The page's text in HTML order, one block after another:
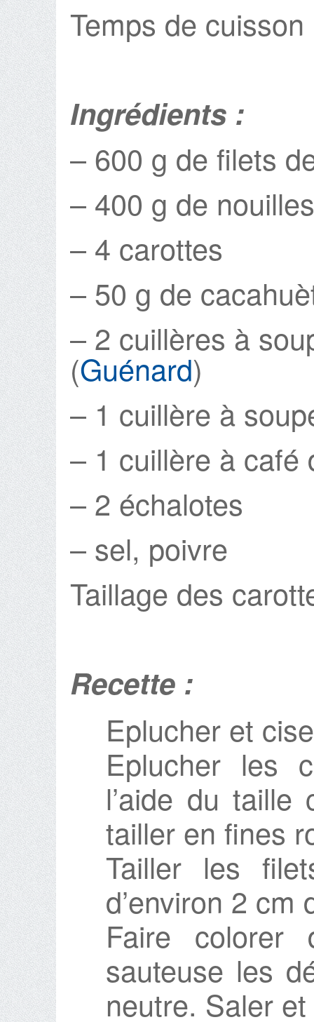
Temps de
Ingrédients :
– 600 g de filets
– 400 g de
– 4 carottes
– 50 g de
– 2 cuillères à
(Guénard)
– 1 cuillère à
– 1 cuillère à café
– 2 échalotes
– sel, poivre
Taillage des
Recette :
Eplucher et
Eplucher les
l’aide du
tailler en fines
Tailler les
d’environ 2 cm
Faire
sauteuse les
neutre. Saler